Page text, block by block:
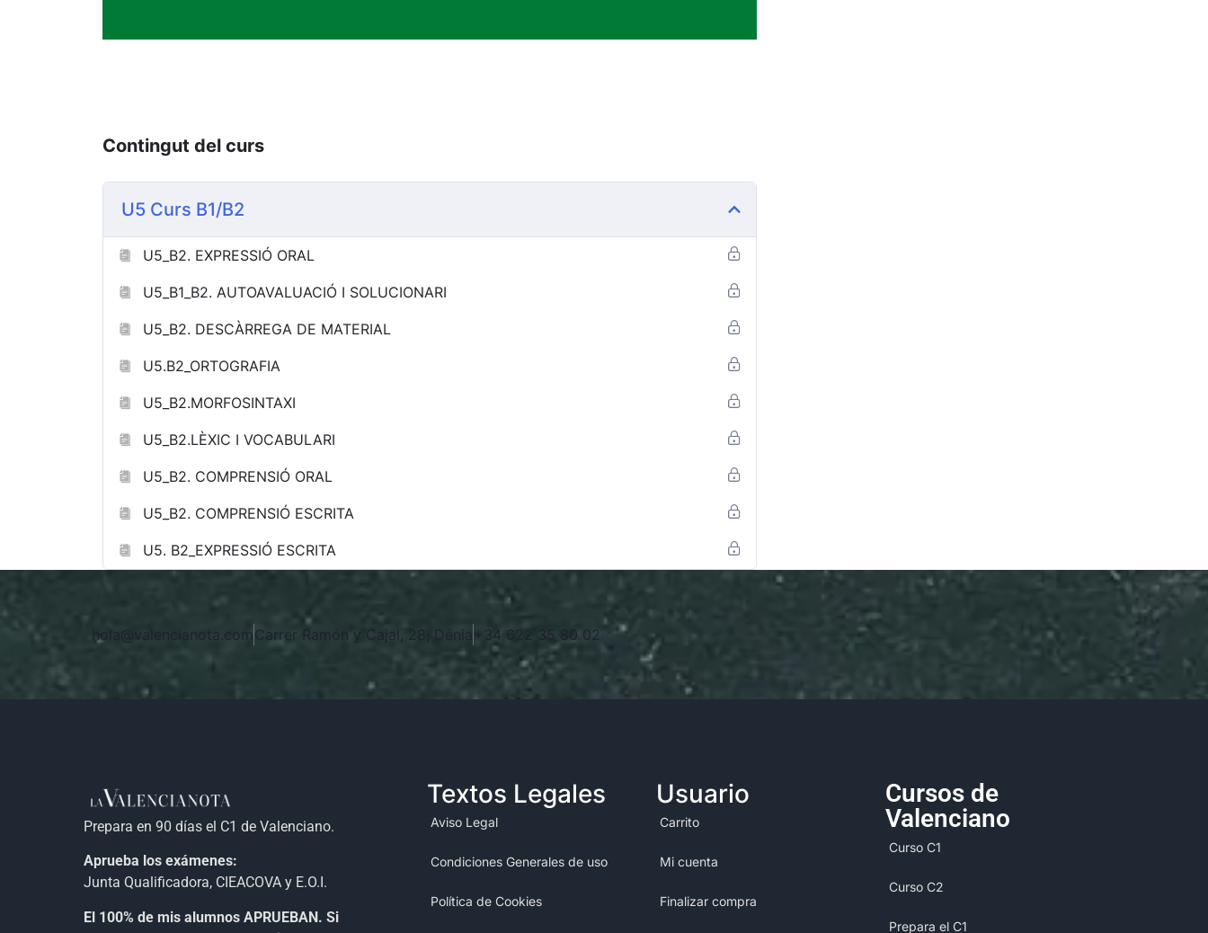
Contingut del curs
U5 Curs B1/B2
U5_B2. EXPRESSIÓ ORAL
U5_B1_B2. AUTOAVALUACIÓ I SOLUCIONARI
U5_B2. DESCÀRREGA DE MATERIAL
U5.B2_ORTOGRAFIA
U5_B2.MORFOSINTAXI
U5_B2.LÈXIC I VOCABULARI
U5_B2. COMPRENSIÓ ORAL
U5_B2. COMPRENSIÓ ESCRITA
U5. B2_EXPRESSIÓ ESCRITA
hola@valencianota.com Carrer Ramón y Cajal, 28, Dénia +34 622 35 80 02
Prepara en 90 días el C1 de Valenciano.
Aprueba los exámenes:
Junta Qualificadora, CIEACOVA y E.O.I.
El 100% de mis alumnos APRUEBAN. Si
Textos Legales​
Aviso Legal
Condiciones Generales de uso
Política de Cookies
Usuario​
Carrito
Mi cuenta
Finalizar compra
Cursos de
Valenciano​
Curso C1
Curso C2
Prepara el C1